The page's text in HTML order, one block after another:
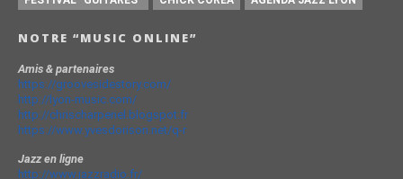
NOTRE “MUSIC ONLINE”
Amis & partenaires
https://groovesidestory.com/
http://lyon-music.com/
http://chrischarpenel.blogspot.fr
https://www.yvesdorison.net/q-r
Jazz en ligne
http://www.jazzradio.fr/